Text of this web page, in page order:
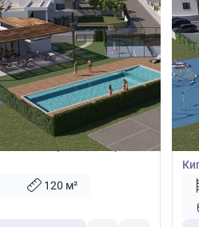
в Перволия, Ларнака,
120 м²
€